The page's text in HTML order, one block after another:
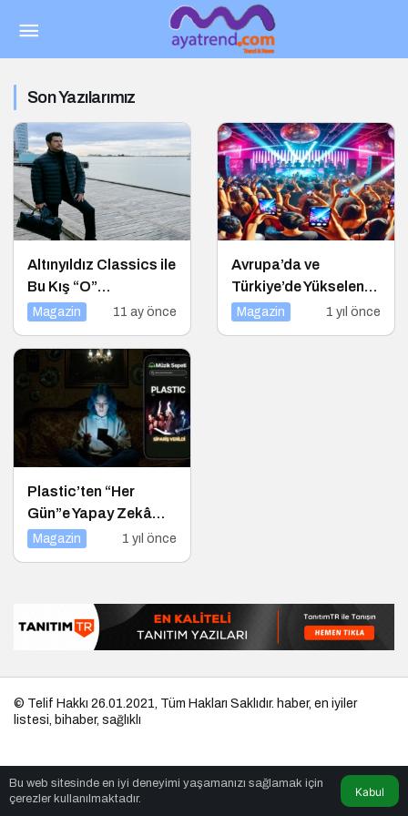
Son Yazılarımız
Altınyıldız Classics ile
Bu Kış “O”
konuşulacak
Magazin 11 ay önce
Avrupa’da ve
Türkiye’de Yükselen
Trend: Telefonsuz
Magazin 1 yıl önce
Plastic’ten “Her
Gün”e Yapay Zekâ
Destekli Müzik
Magazin 1 yıl önce
Bu web sitesinde en iyi deneyimi yaşamanızı sağlamak için
çerezler kullanılmaktadır.
Kabul
© Telif Hakkı 26.01.2021, Tüm Hakları Saklıdır. haber, en iyiler
listesi, bihaber, sağlıklı